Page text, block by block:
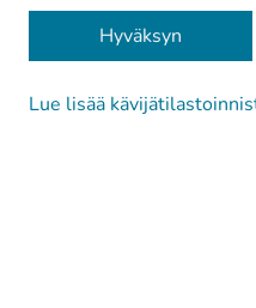
Hyväksyn
Lue lisää
Evästeet